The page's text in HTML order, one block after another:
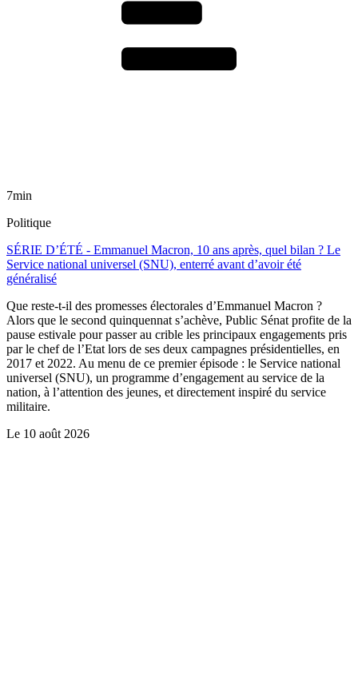
7min
Politique
SÉRIE D’ÉTÉ - Emmanuel Macron, 10 ans après, quel bilan ? Le
Service national universel (SNU), enterré avant d’avoir été
généralisé
Que reste-t-il des promesses électorales d’Emmanuel Macron ?
Alors que le second quinquennat s’achève, Public Sénat profite de la
pause estivale pour passer au crible les principaux engagements pris
par le chef de l’Etat lors de ses deux campagnes présidentielles, en
2017 et 2022. Au menu de ce premier épisode : le Service national
universel (SNU), un programme d’engagement au service de la
nation, à l’attention des jeunes, et directement inspiré du service
militaire.
Le 10 août 2026